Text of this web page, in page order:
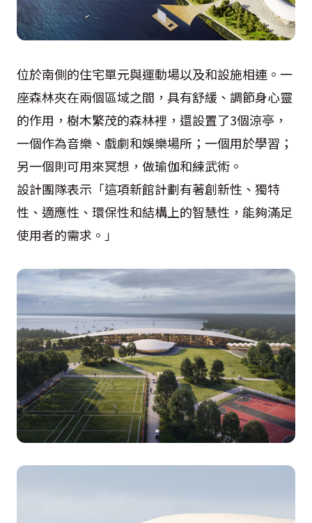
位於南側的住宅單元與運動場以及和設施相連。一
座森林夾在兩個區域之間，具有舒緩、調節身心靈
的作用，樹木繁茂的森林裡，還設置了3個涼亭，
一個作為音樂、戲劇和娛樂場所；一個用於學習；
另一個則可用來冥想，做瑜伽和練武術。
設計團隊表示「這項新館計劃有著創新性、獨特
性、適應性、環保性和結構上的智慧性，能夠滿足
使用者的需求。」